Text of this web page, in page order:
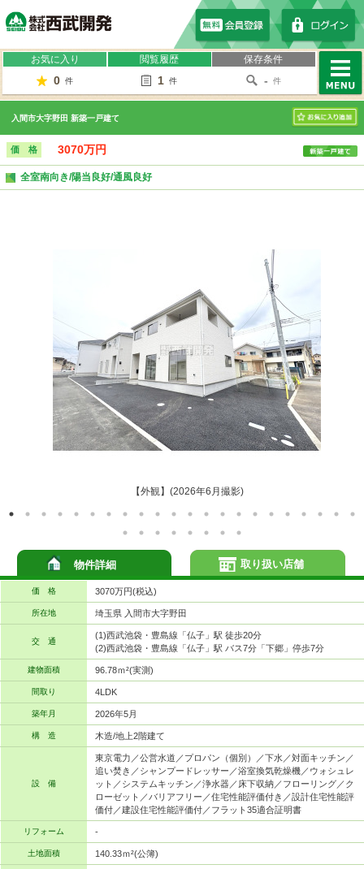
お気に入り
0 件
閲覧履歴
1 件
保存条件
- 件
MENU
入間市大字野田 新築一戸建て
お気に入り
価 格 3070万円
全室南向き/陽当良好/通風良好
【外観】(2026年6月撮影)
物件詳細
価 格 3070万円(税込)
所在地 埼玉県 入間市大字野田
交 通
(1)西武池袋・豊島線「仏子」駅 徒歩20分
(2)西武池袋・豊島線「仏子」駅 バス7分「下郷」停歩7分
建物面積 96.78ｍ²(実測)
間取り 4LDK
築年月 2026年5月
構 造 木造/地上2階建て
設 備
東京電力／公営水道／プロパン（個別）／下水／対面キッチン／
追い焚き／シャンプードレッサー／浴室換気乾燥機／ウォシュレ
ット／システムキッチン／浄水器／床下収納／フローリング／ク
ローゼット／バリアフリー／住宅性能評価付き／設計住宅性能評
価付／建設住宅性能評価付／フラット35適合証明書
リフォーム -
土地面積 140.33ｍ²(公簿)
取り扱い店舗